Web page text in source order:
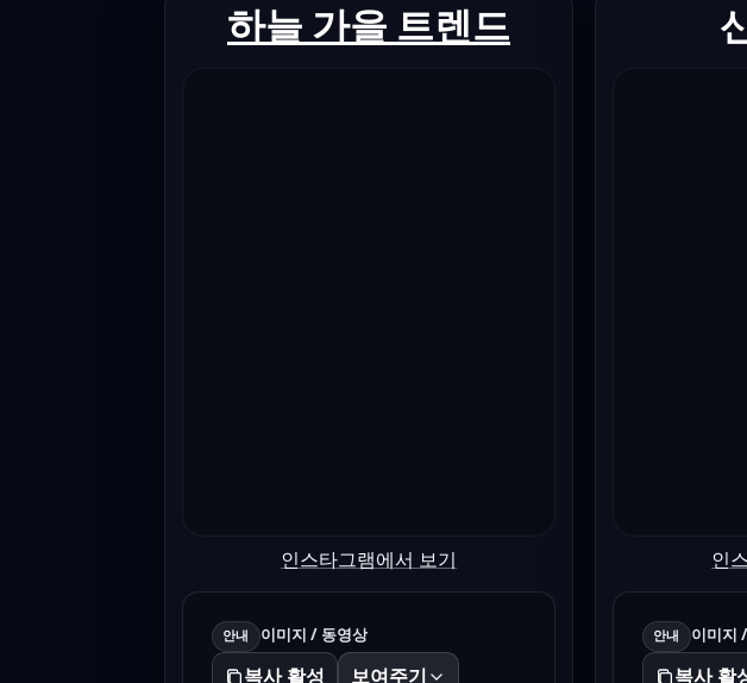
하늘 가을 트렌드
인스타그램에서 보기
안내 이미지 / 동영상
복사 활성 보여주기
인
안내 이미지
복사 활